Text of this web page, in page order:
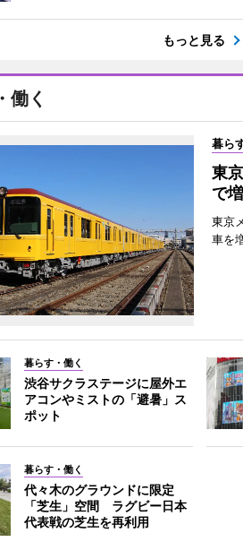
もっと見る
働く
暮ら
東
で
東京
車を
暮らす・働く
渋谷サクラステージに屋外エ
アコンやミストの「避暑」ス
ポット
暮らす・働く
代々木のグラウンドに限定
「芝生」空間 ラグビー日本
代表戦の芝生を再利用